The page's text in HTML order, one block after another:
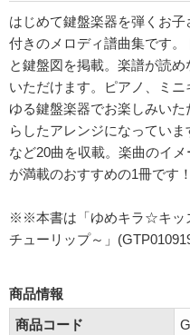
はじめて鍵盤楽器を弾くお
付きのメロディ譜曲集です
と鍵盤図を掲載。楽譜が読
いただけます。ピアノ、ミ
ゆる鍵盤楽器でお楽しみい
らしたアレンジになってい
など20曲を収載。楽曲のイ
が満載のおすすめの1冊です！
※※本書は「ゆめキラ☆キッ
チューリップ～」
商品情報
商品コード